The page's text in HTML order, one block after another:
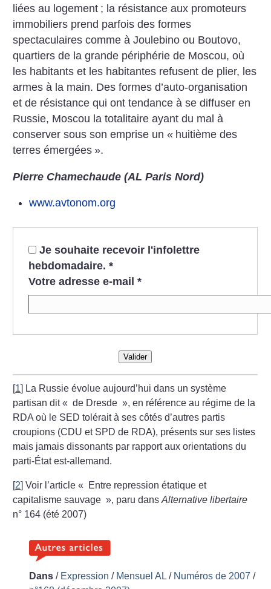
liées au logement ; la résistance aux promoteurs
immobiliers prend parfois des formes
spectaculaires comme à Joulebino ou Boutovo,
quartiers de la grande périphérie de Moscou, où
les habitants et les habitantes refusent de plier, les
armes à la main. Des formes d’auto-organisation
et de résistance qui ont tendance à se diffuser en
Russie, Moscou la totalitaire ayant du mal à
conserver sous son emprise un « huitième des
terres émergées ».
Pierre Chamechaude (AL Paris Nord)
www.avtonom.org
Je souhaite recevoir l'infolettre
hebdomadaire. *
Votre adresse e-mail *
Valider
[1] La Russie évolue aujourd’hui dans un système
partisan dit « de Dresde », en référence au régime de la
RDA où le SED tolérait à ses côtés d’autres partis
croupions (CDU et SPD de RDA), présents sur ses listes
mais jamais dissonants par rapport aux orientations du
parti-État est-allemand.
[2]Voir l’article «
Entre repression étatique et
capitalisme sauvage », paru dansAlternative libertaire
n° 164 (été 2007)
Dans / Expression / Mensuel AL / Numéros de 2007 /